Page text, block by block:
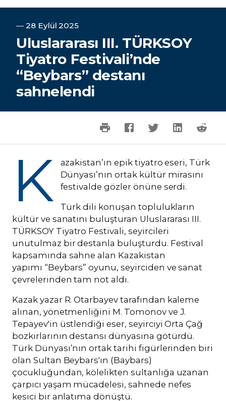
― 28 Eylül 2025
Uluslararası III. TÜRKSOY
Tiyatro Festivali’nde
“Beybars” destanı
sahnelendi
K
azakistan’ın epik tiyatro eseri, Türk
Dünyası’nın ortak kültür mirasını
festivalde gözler önüne serdi.
Türk dili konuşan toplulukların
kültür ve sanatını buluşturan Uluslararası III.
TÜRKSOY Tiyatro Festivali, seyircileri
unutulmaz bir destanla buluşturdu. Festival
kapsamında sahne alan Kazakistan
yapımı “Beybars” oyunu, seyirciden ve sanat
çevrelerinden tam not aldı.
Kazak yazar R. Otarbayev tarafından kaleme
alınan, yönetmenliğini M. Tomonov ve J.
Tepayev'in üstlendiği eser, seyirciyi Orta Çağ
bozkırlarının destansı dünyasına götürdü.
Türk Dünyası’nın ortak tarihi figürlerinden biri
olan Sultan Beybars'ın (Baybars)
çocukluğundan, kölelikten sultanlığa uzanan
çarpıcı yaşam mücadelesi, sahnede nefes
kesici bir anlatıma dönüştü.